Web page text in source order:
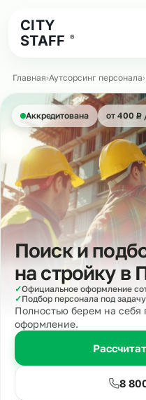
CITY
STAFF
®
Главная›Аутсорсинг персонала›
Аккредитована от 400 ₽
Р
Поиск и
на стройку в
✓Официальное оформление
✓Подбор персонала под задачу
Полностью берем на себя
оформление.
8